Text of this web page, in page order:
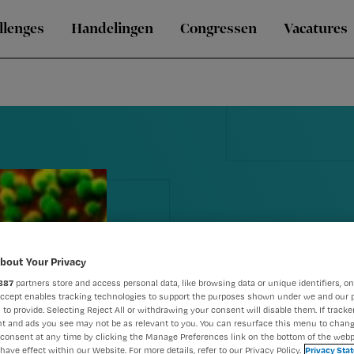
Handelingen Congressen Vacatures
ICN update
(H1N1)
Your Privacy
partners store and access personal data, like browsing data or unique identifiers,
enables tracking technologies to support the purposes shown under we and our
to provide. Selecting Reject All or withdrawing your consent will disable them. If
and ads you see may not be as relevant to you. You can resurface this menu to
at any time by clicking the Manage Preferences link on the bottom of the
effect within our Website. For more details, refer to our Privacy Policy. Privacy